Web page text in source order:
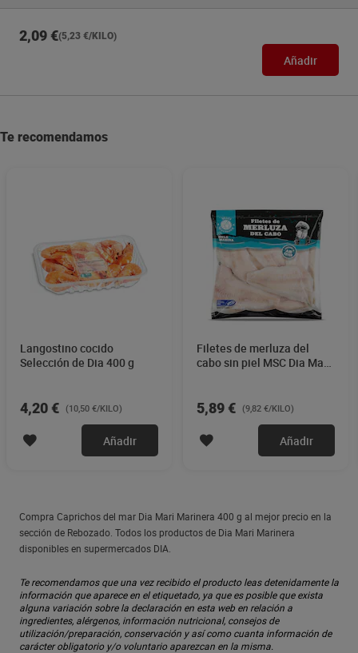
2,09 €(5,23 €/KILO)
Añadir
Te recomendamos
Langostino cocido
Selección de Dia 400 g
4,20 € (10,50 €/KILO)
Añadir
Filetes de merluza del
cabo sin piel MSC Dia Mari
5,89 € (9,82 €/KILO)
Añadir
Compra Caprichos del mar Dia Mari Marinera 400 g al mejor precio en la
sección de Rebozado. Todos los productos de Dia Mari Marinera
disponibles en supermercados DIA.
Te recomendamos que una vez recibido el producto leas detenidamente la
información que aparece en el etiquetado, ya que es posible que exista
alguna variación sobre la declaración en esta web en relación a
ingredientes, alérgenos, información nutricional, consejos de
utilización/preparación, conservación y así como cuanta información de
carácter obligatorio y/o voluntario aparezcan en la misma.